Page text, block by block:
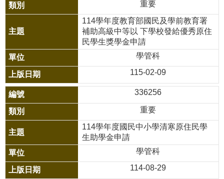
資
網
性
別
平
等
專
音
樂
比
重要
114學年度教育部國民及學前教育署
補助高級中等以 下學校發給優秀原住
民學生獎學金申請
學管科
115-02-09
336256
重要
114學年度國民中小學清寒原住民學
生助學金申請
學管科
114-08-29